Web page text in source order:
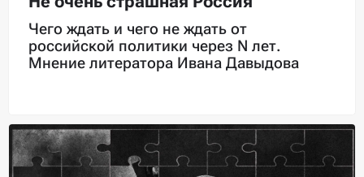
Чего ждать и чего не ждать от
российской политики через N лет.
Мнение литератора Ивана Давыдова